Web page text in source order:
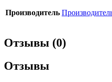
Производитель
Отзывы (0)
Отзывы